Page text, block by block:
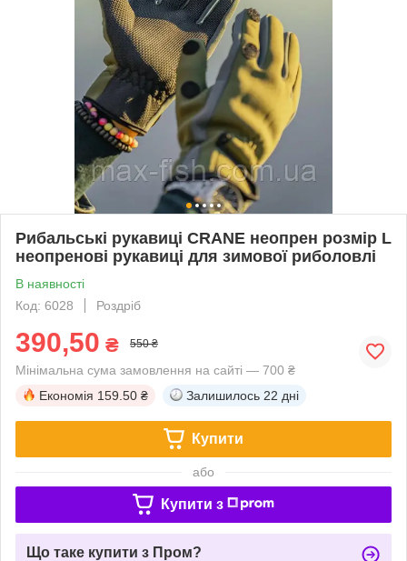
Рибальські рукавиці CRANE неопрен розмір L
неопренові рукавиці для зимової риболовлі
В наявності
Код: 6028
Роздріб
390,50 ₴ 550 ₴
Мінімальна сума замовлення на сайті — 700 ₴
Економія 159.50 ₴ Залишилось 22 дні
Купити
або
Купити з
Що таке купити з Пром?